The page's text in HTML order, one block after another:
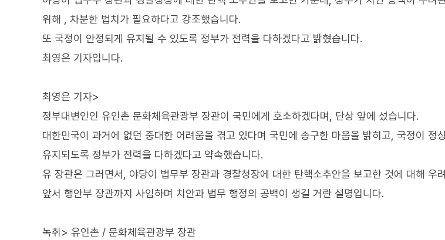
위해 , 차분한 법치가 필요하다고 강조했습니다.
또 국정이 안정되게 유지될 수 있도록 정부가 전력을 다하겠다고 밝혔습니다.
최영은 기자입니다.
최영은 기자>
정부대변인인 유인촌 문화체육관광부 장관이 국민에게 호소하겠다며, 단상 앞에 섰습니다.
대한민국이 과거에 없던 중대한 어려움을 겪고 있다며 국민에 송구한 마음을 밝히고, 국정이 정
유지되도록 정부가 전력을 다하겠다고 약속했습니다.
유 장관은 그러면서, 야당이 법무부 장관과 경찰청장에 대한 탄핵소추안을 보고한 것에 대해 우
앞서 행안부 장관까지 사임하며 치안과 법무 행정의 공백이 생길 거란 설명입니다.
녹취> 유인촌 / 문화체육관광부 장관